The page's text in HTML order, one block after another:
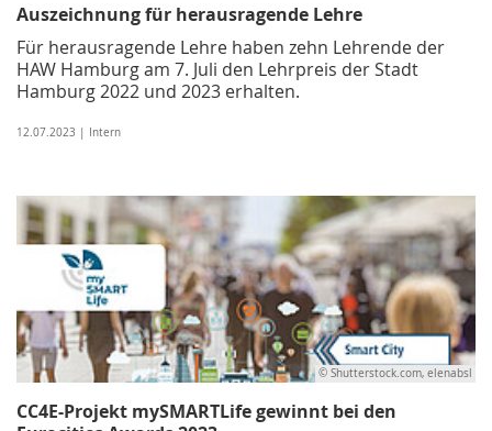
Auszeichnung für herausragende Lehre
Für herausragende Lehre haben zehn Lehrende der
HAW Hamburg am 7. Juli den Lehrpreis der Stadt
Hamburg 2022 und 2023 erhalten.
12.07.2023 | Intern
© Shutterstock.com, elenabsl
CC4E-Projekt mySMARTLife gewinnt bei den